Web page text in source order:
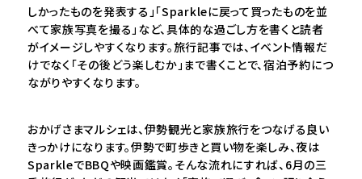
しかったものを発表する」「Sparkleに戻って買ったものを並
べて家族写真を撮る」など、具体的な過ごし方を書くと読者
がイメージしやすくなります。旅行記事では、イベント情報だ
けでなく「その後どう楽しむか」まで書くことで、宿泊予約につ
ながりやすくなります。
おかげさまマルシェは、伊勢観光と家族旅行をつなげる良い
きっかけになります。伊勢で町歩きと買い物を楽しみ、夜は
SparkleでBBQや映画鑑賞。そんな流れにすれば、6月の三